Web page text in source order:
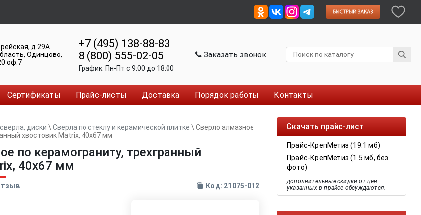
д.29А
Одинцово,
оф.7
+7 (495) 138-88-83
8 (800) 555-02-05
График: Пн-Пт c 9:00 до 18:00
Заказать звонок
Сертификаты Прайс-листы Доставка Порядок работы Контакты
Скачать прайс-лист
Прайс-КрепМетиз (19.1 мб)
Прайс-КрепМетиз (1.5 мб, без
фото)
дополнительные скидки от цен
указанных в прайсе обсуждаются.
диски \ Сверла по стеклу и керамической плитке \ Сверло алмазное
хвостовик Matrix, 40х67 мм
по керамограниту, трехгранный
40х67 мм
Код: 21075-012